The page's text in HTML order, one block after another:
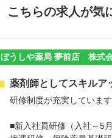
こちらの求人が気
ぼうしや薬局 夢前店 株式
薬剤師としてスキルア
研修制度が充実していま
■新入社員研修（入社～5月